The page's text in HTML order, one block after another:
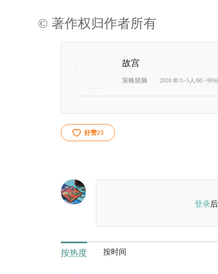
© 著作权归作者所有
故宫
策略烧脑 2018 年/1~5人/60 ~90
好赞23
登录
按热度 按时间